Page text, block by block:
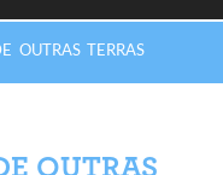
OUTRAS TERRAS
OUTRAS